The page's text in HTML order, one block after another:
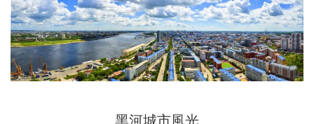
黑河城市風光